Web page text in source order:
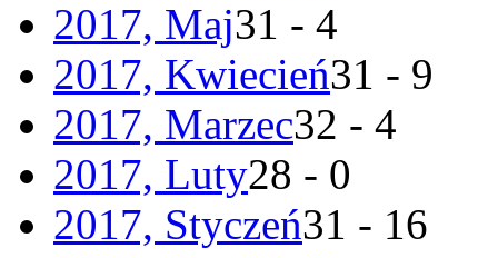
2017, Maj31 - 4
2017, Kwiecień31 - 9
2017, Marzec32 - 4
2017, Luty28 - 0
2017, Styczeń31 - 16